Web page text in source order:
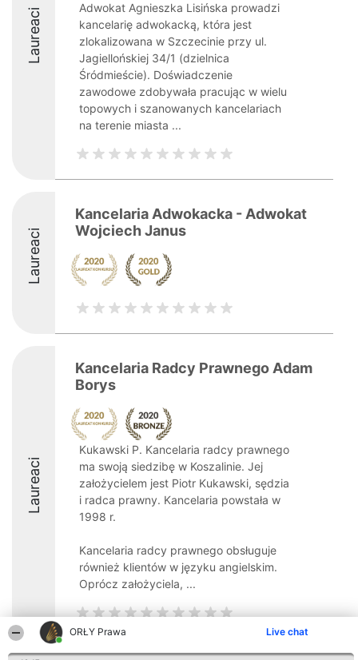
ORŁY Prawa Live chat
Laureaci
Adwokat Agnieszka Lisińska prowadzi
kancelarię adwokacką, która jest
zlokalizowana w Szczecinie przy ul.
Jagiellońskiej 34/1 (dzielnica
Śródmieście). Doświadczenie
zawodowe zdobywała pracując w wielu
topowych i szanowanych kancelariach
na terenie miasta ...
Laureaci
Kancelaria Adwokacka - Adwokat
Wojciech Janus
Laureaci
Kancelaria Radcy Prawnego Adam
Borys
Kukawski P. Kancelaria radcy prawnego
ma swoją siedzibę w Koszalinie. Jej
założycielem jest Piotr Kukawski, sędzia
i radca prawny. Kancelaria powstała w
1998 r.
Kancelaria radcy prawnego obsługuje
również klientów w języku angielskim.
Oprócz założyciela, ...